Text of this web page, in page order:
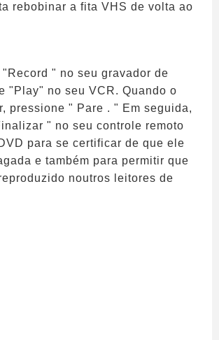
rebobinar a fita VHS de volta ao
"Record " no seu gravador de
"Play" no seu VCR. Quando o
pressione " Pare . " Em seguida,
" no seu controle remoto
para se certificar de que ele
e também para permitir que
noutros leitores de